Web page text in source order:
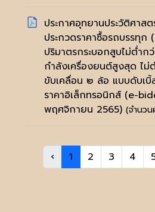
ประกาศอุทยานประวัติศาส
ประกวดราคาซื้อรถบรรทุ
ปริมาตรกระบอกสูบไม่ต่ำ
กำลังเครื่องยนต์สูงสุด ไ
ขับเคลื่อน ๒ ล้อ แบบดับเบิ้
ราคาอิเล็กทรอนิกส์ (e-
พฤศจิกายน 2565) (จำนวน
‹ 1 2 3 4